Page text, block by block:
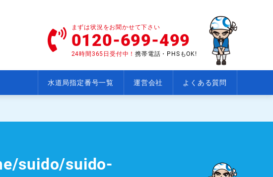
まずは状況をお聞かせて下さい
0120-699-499
24時間365日受付中！携帯電話・PHSもOK!
水道局指定番号一覧 運営会社 よくある質問
suido/suido-